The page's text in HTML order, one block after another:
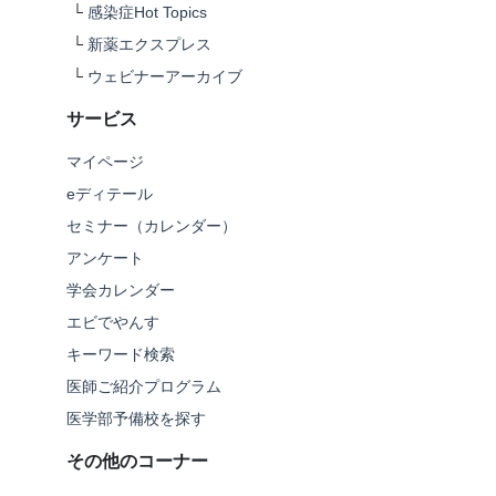
└ 感染症Hot Topics
└ 新薬エクスプレス
└ ウェビナーアーカイブ
サービス
マイページ
eディテール
セミナー（カレンダー）
アンケート
学会カレンダー
エビでやんす
キーワード検索
医師ご紹介プログラム
医学部予備校を探す
その他のコーナー